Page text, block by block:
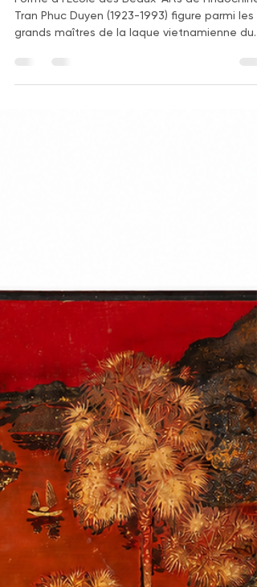
vietnamienne moderne
Formé à l'École des Beaux-Arts de l'Indochine,